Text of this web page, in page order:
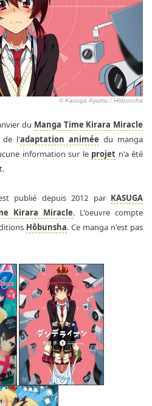
© Kasuga Ayumu / Hōbunsha
du Manga Time Kirara Miracle
de l'adaptation animée du manga
information sur le projet n'a été
publié depuis 2012 par KASUGA
Kirara Miracle. L'oeuvre compte
Hōbunsha. Ce manga n'est pas